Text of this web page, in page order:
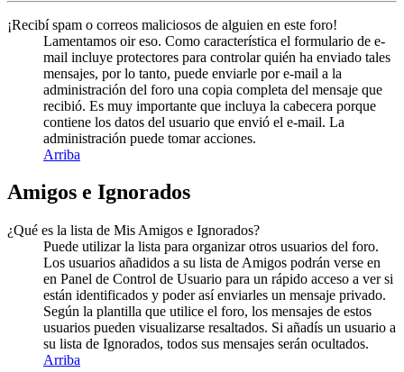
¡Recibí spam o correos maliciosos de alguien en este foro!
Lamentamos oir eso. Como característica el formulario de e-
mail incluye protectores para controlar quién ha enviado tales
mensajes, por lo tanto, puede enviarle por e-mail a la
administración del foro una copia completa del mensaje que
recibió. Es muy importante que incluya la cabecera porque
contiene los datos del usuario que envió el e-mail. La
administración puede tomar acciones.
Arriba
Amigos e Ignorados
¿Qué es la lista de Mis Amigos e Ignorados?
Puede utilizar la lista para organizar otros usuarios del foro.
Los usuarios añadidos a su lista de Amigos podrán verse en
en Panel de Control de Usuario para un rápido acceso a ver si
están identificados y poder así enviarles un mensaje privado.
Según la plantilla que utilice el foro, los mensajes de estos
usuarios pueden visualizarse resaltados. Si añadís un usuario a
su lista de Ignorados, todos sus mensajes serán ocultados.
Arriba